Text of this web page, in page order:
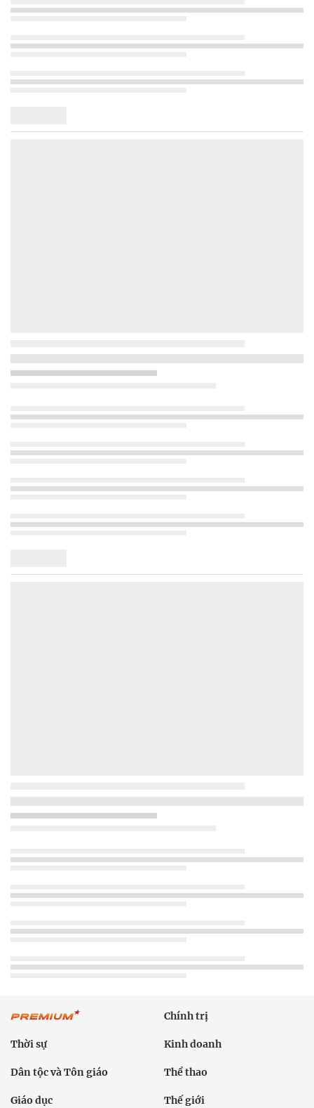
Chính trị
Thời sự Kinh doanh
Dân tộc và Tôn giáo Thể thao
Giáo dục Thế giới